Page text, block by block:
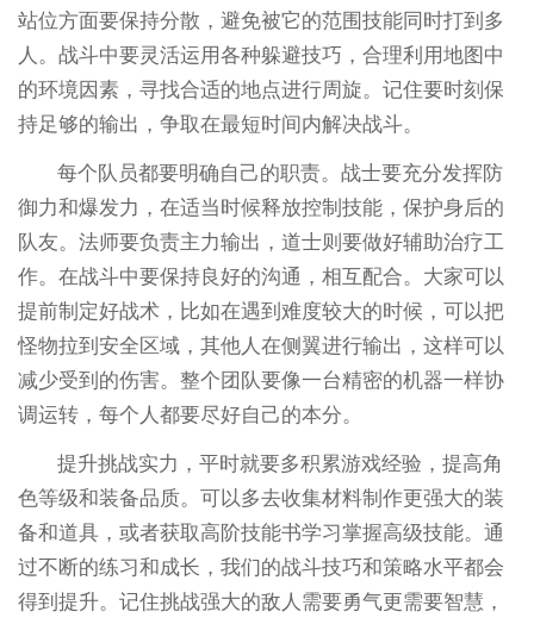
站位方面要保持分散，避免被它的范围技能同时打到多
人。战斗中要灵活运用各种躲避技巧，合理利用地图中
的环境因素，寻找合适的地点进行周旋。记住要时刻保
持足够的输出，争取在最短时间内解决战斗。
每个队员都要明确自己的职责。战士要充分发挥防
御力和爆发力，在适当时候释放控制技能，保护身后的
队友。法师要负责主力输出，道士则要做好辅助治疗工
作。在战斗中要保持良好的沟通，相互配合。大家可以
提前制定好战术，比如在遇到难度较大的时候，可以把
怪物拉到安全区域，其他人在侧翼进行输出，这样可以
减少受到的伤害。整个团队要像一台精密的机器一样协
调运转，每个人都要尽好自己的本分。
提升挑战实力，平时就要多积累游戏经验，提高角
色等级和装备品质。可以多去收集材料制作更强大的装
备和道具，或者获取高阶技能书学习掌握高级技能。通
过不断的练习和成长，我们的战斗技巧和策略水平都会
得到提升。记住挑战强大的敌人需要勇气更需要智慧，